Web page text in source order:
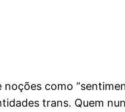
como
trans. Quem